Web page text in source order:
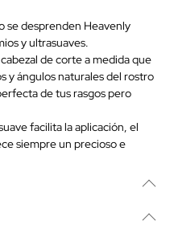
se desprenden Heavenly
y ultrasuaves.
de corte a medida que
y ángulos naturales del rostro
de tus rasgos pero
facilita la aplicación, el
siempre un precioso e